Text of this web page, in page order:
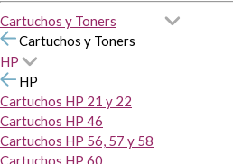
Cartuchos y Toners
Cartuchos y Toners
HP
HP
Cartuchos HP 21 y 22
Cartuchos HP 46
Cartuchos HP 56, 57 y 58
Cartuchos HP 60